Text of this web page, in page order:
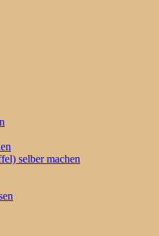
selber machen